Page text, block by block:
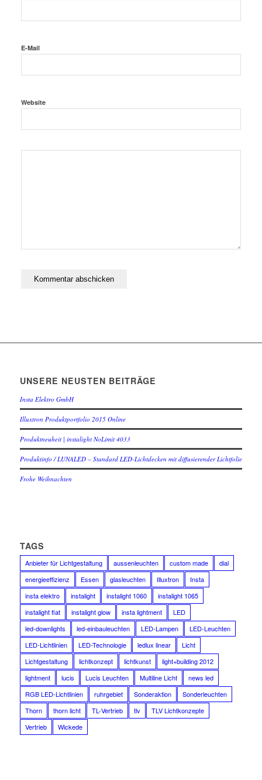
E-Mail
Website
UNSERE NEUSTEN BEITRÄGE
Insta Elektro GmbH
Illuxtron Produktportfolio 2015 Online
Produktneuheit | instalight NoLimit 4033
Produktinfo / LUNALED – Standard LED-Lichtdecken mit diffusierender Lichtfolie
Frohe Weihnachten
TAGS
Anbieter für Lichtgestaltung aussenleuchten custom made
dial
energieeffizienz
Essen glasleuchten Illuxtron
Insta
insta elektro
instalight instalight 1060
instalight 1065
instalight flat
instalight glow insta lightment
LED
led-downlights
led-einbauleuchten LED-Lampen
LED-Leuchten
LED-Lichtlinien
LED-Technologie ledlux linear
Licht
Lichtgestaltung
lichtkonzept lichtkunst
light+building 2012
lightment
lucis Lucis Leuchten Multiline Licht
news led
RGB LED-Lichtlinien
ruhrgebiet Sonderaktion
Sonderleuchten
Thorn
thorn licht TL-Vertrieb tlv
TLV Lichtkonzepte
Vertrieb
Wickede